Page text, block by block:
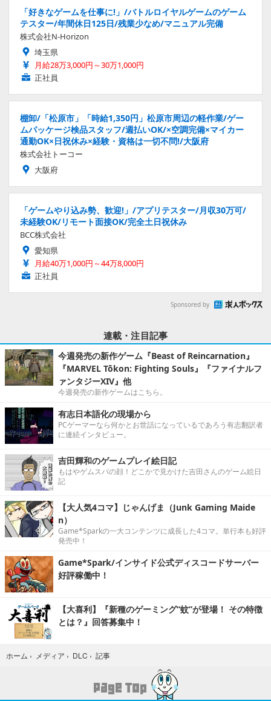
「好きなゲームを仕事に!」/バトルロイヤルゲームのゲーム
テスター/年間休日125日/残業少なめ/マニュアル完備
株式会社N-Horizon
埼玉県
月給28万3,000円～30万1,000円
正社員
棚卸/「松原市」「時給1,350円」松原市周辺の軽作業/ゲー
ムパッケージ検品スタッフ/週払いOK/×空調完備×マイカー
通勤OK×日祝休み×経験・資格は一切不問!/大阪府
株式会社トーコー
大阪府
「ゲームやり込み勢、歓迎!」/アプリテスター/月収30万可/
未経験OK/リモート面接OK/完全土日祝休み
BCC株式会社
愛知県
月給40万1,000円～44万8,000円
正社員
Sponsored by
連載・注目記事
今週発売の新作ゲーム『Beast of Reincarnation』
『MARVEL Tōkon: Fighting Souls』『ファイナルフ
ァンタジーXIV』他
今週発売の新作ゲームはこちら。
有志日本語化の現場から
PCゲーマーなら何かとお世話になっているであろう有志翻訳者
に連続インタビュー。
吉田輝和のゲームプレイ絵日記
もはやゲムスパの顔！どこかで見かけた吉田さんのゲーム絵日
記
【大人気4コマ】じゃんげま（Junk Gaming Maide
n）
Game*Sparkの一大コンテンツに成長した4コマ。単行本も好評
発売中！
Game*Spark/インサイド公式ディスコードサーバー
好評稼働中！
【大喜利】『新種のゲーミング“蚊”が登場！ その特徴
とは？』回答募集中！
ホーム › メディア › DLC › 記事